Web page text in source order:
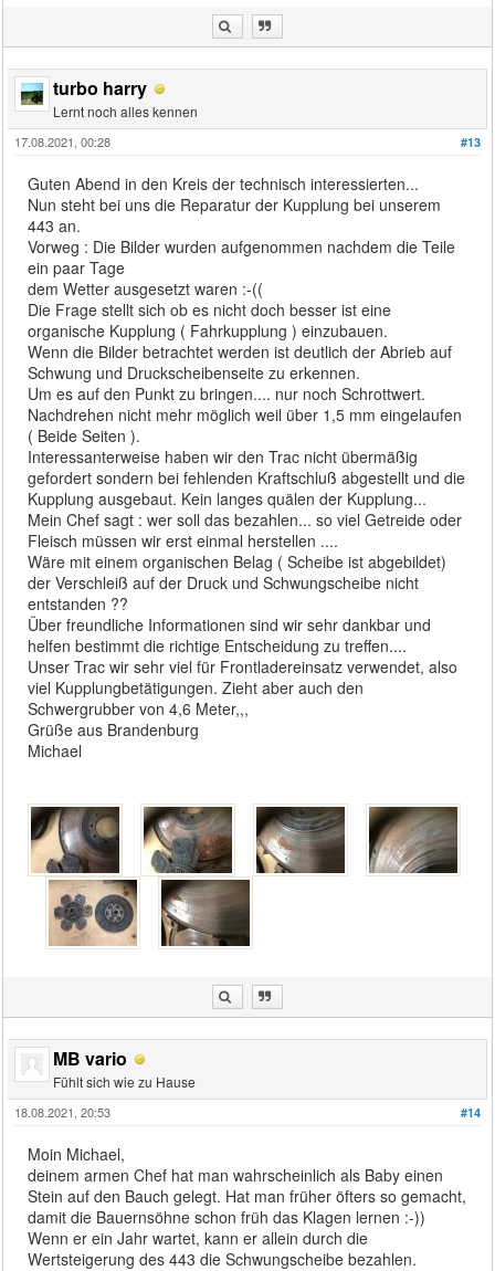
turbo harry
Lernt noch alles kennen
#13
17.08.2021, 00:28
Guten Abend in den Kreis der technisch interessierten...
Nun steht bei uns die Reparatur der Kupplung bei unserem
443 an.
Vorweg : Die Bilder wurden aufgenommen nachdem die Teile
ein paar Tage
dem Wetter ausgesetzt waren :-((
Die Frage stellt sich ob es nicht doch besser ist eine
organische Kupplung ( Fahrkupplung ) einzubauen.
Wenn die Bilder betrachtet werden ist deutlich der Abrieb auf
Schwung und Druckscheibenseite zu erkennen.
Um es auf den Punkt zu bringen.... nur noch Schrottwert.
Nachdrehen nicht mehr möglich weil über 1,5 mm eingelaufen
( Beide Seiten ).
Interessanterweise haben wir den Trac nicht übermäßig
gefordert sondern bei fehlenden Kraftschluß abgestellt und die
Kupplung ausgebaut. Kein langes quälen der Kupplung...
Mein Chef sagt : wer soll das bezahlen... so viel Getreide oder
Fleisch müssen wir erst einmal herstellen ....
Wäre mit einem organischen Belag ( Scheibe ist abgebildet)
der Verschleiß auf der Druck und Schwungscheibe nicht
entstanden ??
Über freundliche Informationen sind wir sehr dankbar und
helfen bestimmt die richtige Entscheidung zu treffen....
Unser Trac wir sehr viel für Frontladereinsatz verwendet, also
viel Kupplungbetätigungen. Zieht aber auch den
Schwergrubber von 4,6 Meter,,,
Grüße aus Brandenburg
Michael
MB vario
Fühlt sich wie zu Hause
#14
18.08.2021, 20:53
Moin Michael,
deinem armen Chef hat man wahrscheinlich als Baby einen
Stein auf den Bauch gelegt. Hat man früher öfters so gemacht,
damit die Bauernsöhne schon früh das Klagen lernen :-))
Wenn er ein Jahr wartet, kann er allein durch die
Wertsteigerung des 443 die Schwungscheibe bezahlen.